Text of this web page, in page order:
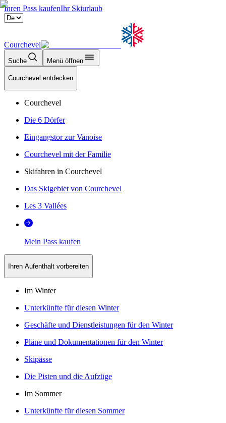
Ihren Pass kaufenIhr Skiurlaub
Courchevel
Suche Menü öffnen
Courchevel entdecken
Courchevel
Die 6 Dörfer
Eingangstor zur Vanoise
Courchevel mit der Familie
Skifahren in Courchevel
Das Skigebiet von Courchevel
Les 3 Vallées
Mein Pass kaufen
Ihren Aufenthalt vorbereiten
Im Winter
Unterkünfte für diesen Winter
Geschäfte und Dienstleistungen für den Winter
Pläne und Dokumentationen für den Winter
Skipässe
Die Pisten und die Aufzüge
Im Sommer
Unterkünfte für diesen Sommer